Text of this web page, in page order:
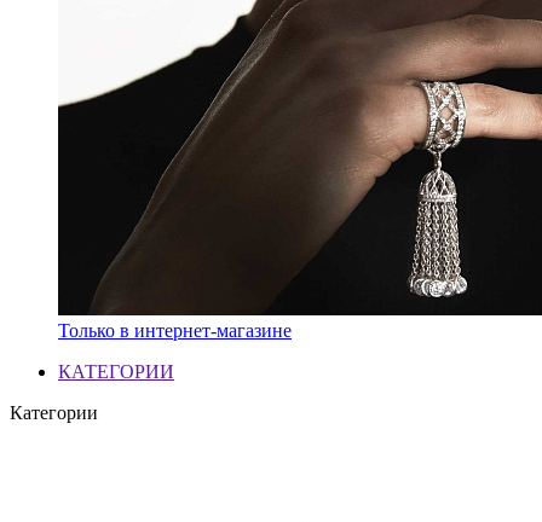
Только в интернет-магазине
КАТЕГОРИИ
Категории